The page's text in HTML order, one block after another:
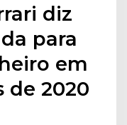
diz
para
em
de 2020